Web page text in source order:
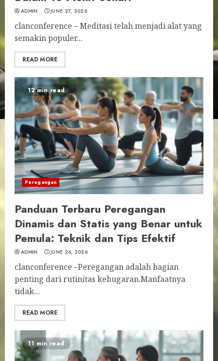
ADMIN JUNE 27, 2026
clanconference – Meditasi telah menjadi alat yang
semakin populer...
READ MORE
12 min read
Peregangan
Panduan Terbaru Peregangan
Dinamis dan Statis yang Benar untuk
Pemula: Teknik dan Tips Efektif
ADMIN JUNE 26, 2026
clanconference –Peregangan adalah bagian
penting dari rutinitas kebugaran.Manfaatnya
tidak...
READ MORE
11 min read